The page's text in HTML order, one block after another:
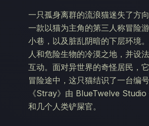
一只孤身离群的流浪猫迷失了方
一款以猫为主角的第三人称冒险
小巷，以及脏乱阴暗的下层环境
人和危险生物的冷漠之地，并设
互动。面对异世界的奇怪居民，
冒险途中，这只猫结识了一台编
《Stray》由 BlueTwelve
和几个人类铲屎官。